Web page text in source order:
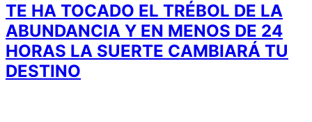
TE HA TOCADO EL TRÉBOL DE LA
ABUNDANCIA Y EN MENOS DE 24
HORAS LA SUERTE CAMBIARÁ TU
DESTINO